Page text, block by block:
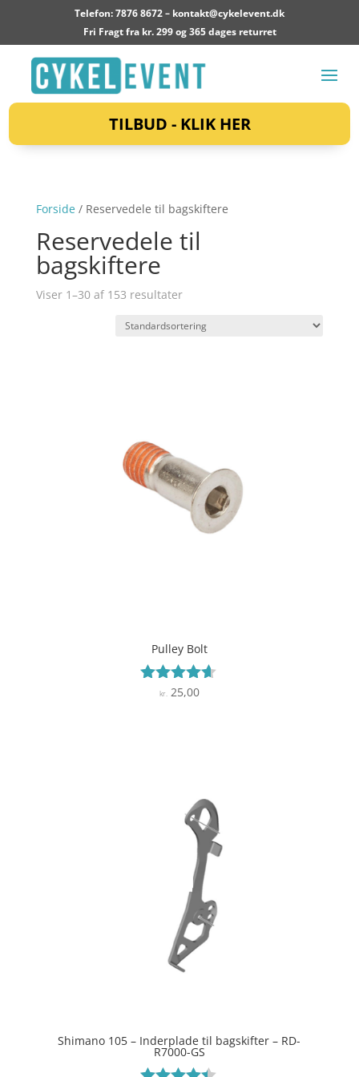
Telefon: 7876 8672 – kontakt@cykelevent.dk
Fri Fragt fra kr. 299 og 365 dages returret
TILBUD - KLIK HER
Forside/ Reservedele til bagskiftere
Reservedele til
bagskiftere
Viser 1–30 af 153 resultater
Pulley Bolt
Vurderet
kr.25,00
Shimano 105 – Inderplade til bagskifter – RD-
R7000-GS